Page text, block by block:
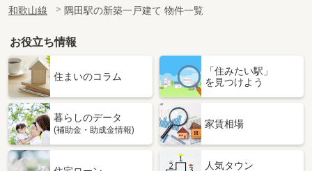
和歌山線
隅田駅の新築一戸建て 物件一覧
お役立ち情報
住まいのコラム
「住みたい駅」
を見つけよう
暮らしのデータ
(補助金・助成金情報)
家賃相場
人気タウン